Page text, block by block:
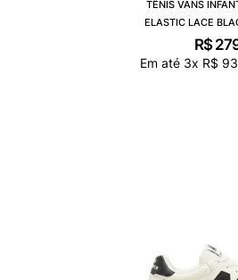
TÊNIS VANS
ELASTIC LACE
R$
Em até 3x R$ 93